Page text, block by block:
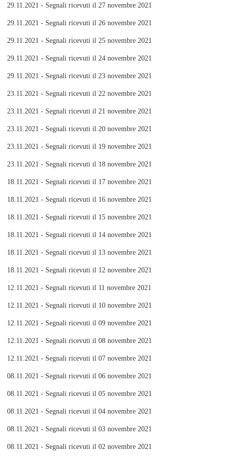
29.11.2021 - Segnali ricevuti il 27 novembre 2021
29.11.2021 - Segnali ricevuti il 26 novembre 2021
29.11.2021 - Segnali ricevuti il 25 novembre 2021
29.11.2021 - Segnali ricevuti il 24 novembre 2021
29.11.2021 - Segnali ricevuti il 23 novembre 2021
23.11.2021 - Segnali ricevuti il 22 novembre 2021
23.11.2021 - Segnali ricevuti il 21 novembre 2021
23.11.2021 - Segnali ricevuti il 20 novembre 2021
23.11.2021 - Segnali ricevuti il 19 novembre 2021
23.11.2021 - Segnali ricevuti il 18 novembre 2021
18.11.2021 - Segnali ricevuti il 17 novembre 2021
18.11.2021 - Segnali ricevuti il 16 novembre 2021
18.11.2021 - Segnali ricevuti il 15 novembre 2021
18.11.2021 - Segnali ricevuti il 14 novembre 2021
18.11.2021 - Segnali ricevuti il 13 novembre 2021
18.11.2021 - Segnali ricevuti il 12 novembre 2021
12.11.2021 - Segnali ricevuti il 11 novembre 2021
12.11.2021 - Segnali ricevuti il 10 novembre 2021
12.11.2021 - Segnali ricevuti il 09 novembre 2021
12.11.2021 - Segnali ricevuti il 08 novembre 2021
12.11.2021 - Segnali ricevuti il 07 novembre 2021
08.11.2021 - Segnali ricevuti il 06 novembre 2021
08.11.2021 - Segnali ricevuti il 05 novembre 2021
08.11.2021 - Segnali ricevuti il 04 novembre 2021
08.11.2021 - Segnali ricevuti il 03 novembre 2021
08.11.2021 - Segnali ricevuti il 02 novembre 2021